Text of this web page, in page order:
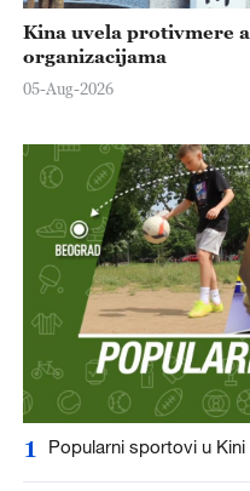
Kina uvela protivmere
organizacijama
05-Aug-2026
1 Popularni sportovi u Kini